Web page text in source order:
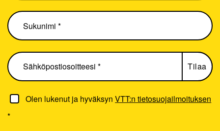
Olen lukenut ja hyväksynVTT:n tietosuojailmoituksen
*